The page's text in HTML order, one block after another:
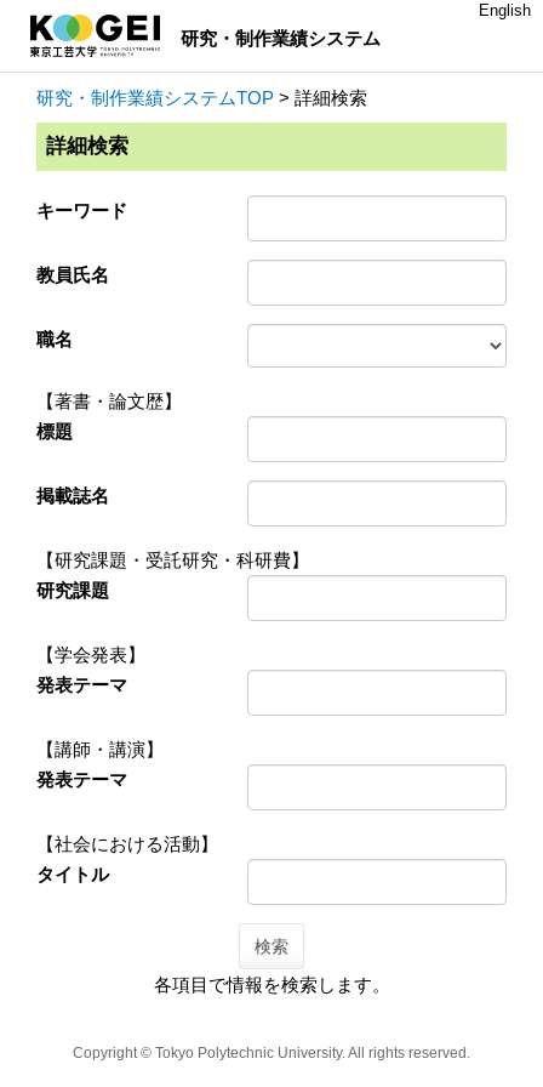
研究・制作業績システム
English
研究・制作業績システムTOP > 詳細検索
詳細検索
キーワード
教員氏名
職名
【著書・論文歴】
標題
掲載誌名
【研究課題・受託研究・科研費】
研究課題
【学会発表】
発表テーマ
【講師・講演】
発表テーマ
【社会における活動】
タイトル
検索
各項目で情報を検索します。
Copyright © Tokyo Polytechnic University. All rights reserved.